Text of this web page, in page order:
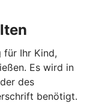
für Ihr Kind,
Es wird in
des
benötigt.